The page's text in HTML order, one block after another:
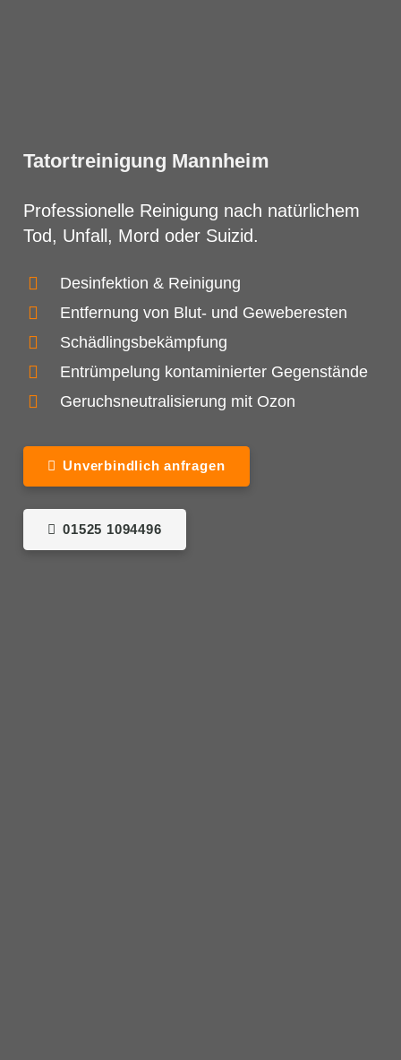
Tatortreinigung Mannheim
Professionelle Reinigung nach natürlichem
Tod, Unfall, Mord oder Suizid.
Desinfektion & Reinigung
Entfernung von Blut- und Geweberesten
Schädlingsbekämpfung
Entrümpelung kontaminierter Gegenstände
Geruchsneutralisierung mit Ozon
Unverbindlich anfragen
01525 1094496